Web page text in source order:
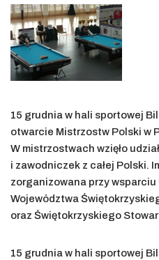
15 grudnia w hali sportowej
otwarcie Mistrzostw Polski w
W mistrzostwach wzięło
i zawodniczek z całej Polski.
zorganizowana przy wsparciu
Województwa
oraz Świętokrzyskiego
15 grudnia w hali sportowej